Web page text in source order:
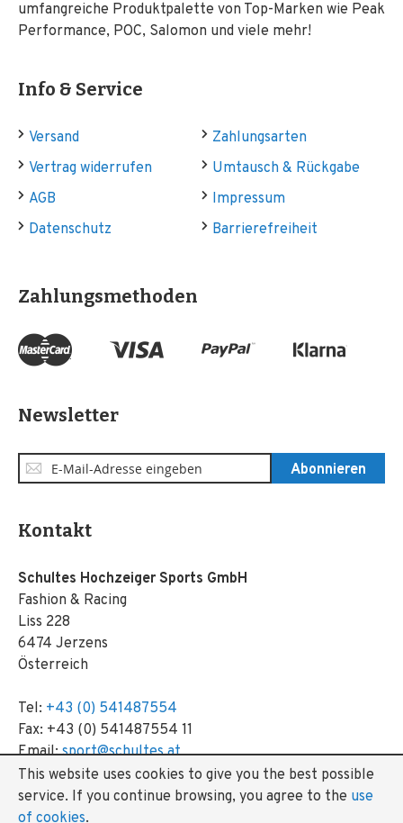
This website uses cookies to give you the best possible
service. If you continue browsing, you agree to the use
of cookies.
umfangreiche Produktpalette von Top-Marken wie Peak
Performance, POC, Salomon und viele mehr!
Info & Service
Versand
Zahlungsarten
Vertrag widerrufen
Umtausch & Rückgabe
AGB
Impressum
Datenschutz
Barrierefreiheit
Zahlungsmethoden
Newsletter
Anmeldung
zum
Abonnieren
Kontakt
Schultes Hochzeiger Sports GmbH
Fashion & Racing
Liss 228
6474 Jerzens
Österreich
Tel: +43 (0) 541487554
Fax: +43 (0) 541487554 11
Email:sport@schultes.at